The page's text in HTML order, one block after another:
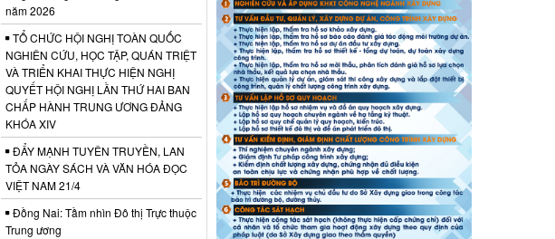
năm 2026
TỔ CHỨC HỘI NGHỊ TOÀN QUỐC
NGHIÊN CỨU, HỌC TẬP, QUÁN TRIỆT
VÀ TRIỂN KHAI THỰC HIỆN NGHỊ
QUYẾT HỘI NGHỊ LẦN THỨ HAI BAN
CHẤP HÀNH TRUNG ƯƠNG ĐẢNG
KHÓA XIV
ĐẨY MẠNH TUYÊN TRUYỀN, LAN
TỎA NGÀY SÁCH VÀ VĂN HÓA ĐỌC
VIỆT NAM 21/4
Đồng Nai: Tầm nhìn Đô thị Trực thuộc
Trung ương